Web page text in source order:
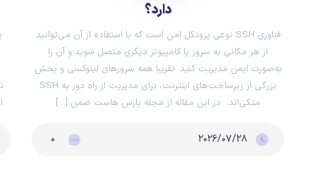
دارد؟
فناوری SSH نوعی پروتکل امن است که با استفاده از آن می‌توانید
از هر مکانی به سرور یا کامپیوتر دیگری متصل شوید و آن را
به‌صورت ایمن مدیریت کنید. تقریبا همه سرورهای لینوکسی و بخش
بزرگی از زیرساخت‌های اینترنت، برای مدیریت از راه دور به SSH
متکی‌اند. در این مقاله از مجله پارس هاست ضمن […]
۲۰۲۶/۰۷/۲۸ ۰